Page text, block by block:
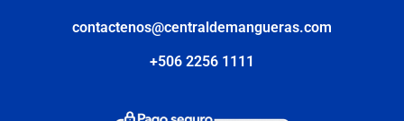
contactenos@centraldemangueras.com
+506 2256 1111